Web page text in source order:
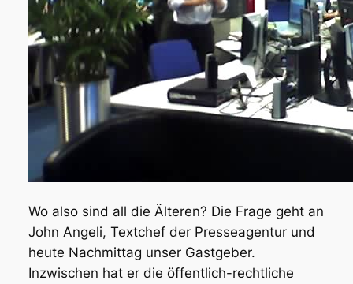
Wo also sind all die Älteren? Die Frage geht an
John Angeli, Textchef der Presseagentur und
heute Nachmittag unser Gastgeber.
Inzwischen hat er die öffentlich-rechtliche